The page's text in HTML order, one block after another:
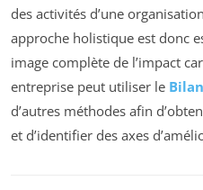
des activités d’une
approche holistique est donc
image complète de l’impact
entreprise peut utiliser le
d’autres méthodes afin
et d’identifier des axes